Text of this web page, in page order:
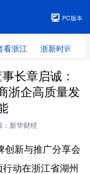
PC版本
看浙江 浙新时评
长章启诚：
浙企高质量发
：新华财经
新与推广分享会
动在浙江省湖州